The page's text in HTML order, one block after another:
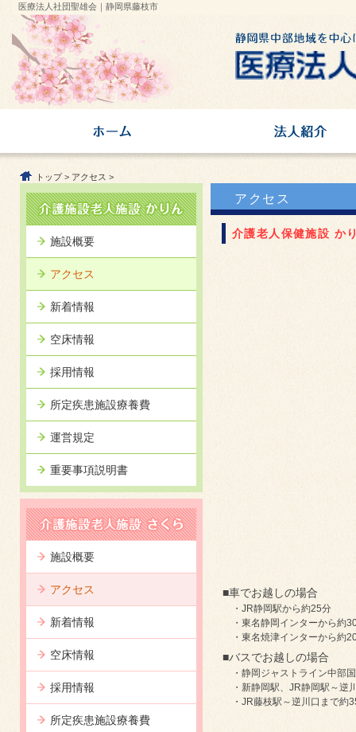
医療法人社団聖雄会｜静岡県藤枝市
トップ> アクセス >
アクセス
介護老人保健施設 か
■車でお越しの場合
・JR静岡駅から約25分
・東名静岡インターから約
・東名焼津インターから約
■バスでお越しの場合
・静岡ジャストライン中部
・新静岡駅、JR静岡駅～逆
・JR藤枝駅～逆川口まで約
施設概要
アクセス
新着情報
空床情報
採用情報
所定疾患施設療養費
運営規定
重要事項説明書
施設概要
アクセス
新着情報
空床情報
採用情報
所定疾患施設療養費